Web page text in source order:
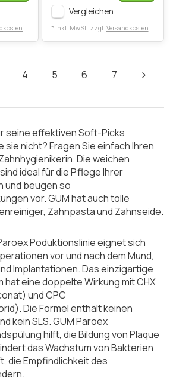
Vergleichen
* Inkl. MwSt. zzgl. Versandkosten
4 5 6 7
seine effektivenSoft-Picks
sie nicht? Fragen Sie einfach Ihren
Die weichen
ideal für die Pflege Ihrer
und beugen so
vor. GUM hat auch tolle
, Zahnpastaund Zahnseide.
Poduktionslinie eignet sich
vor und nach dem Mund,
Implantationen. Das einzigartige
eine doppelte Wirkung mit CHX
und CPC
Die Formel enthält keinen
kein SLS.GUM Paroex
hilft, die Bildung von Plaque
das Wachstum von Bakterien
die Empfindlichkeit des